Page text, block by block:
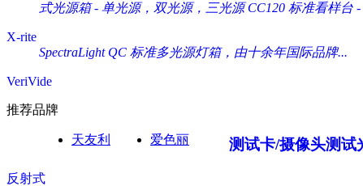
式光源箱 - 单光源，双光源，三光源 CC120 标准看样台
X-rite
SpectraLight QC 标准多光源灯箱，由十余年国际品牌...
VeriVide
推荐品牌
天友利 爱色丽 测试卡/摄像头测试
反射式